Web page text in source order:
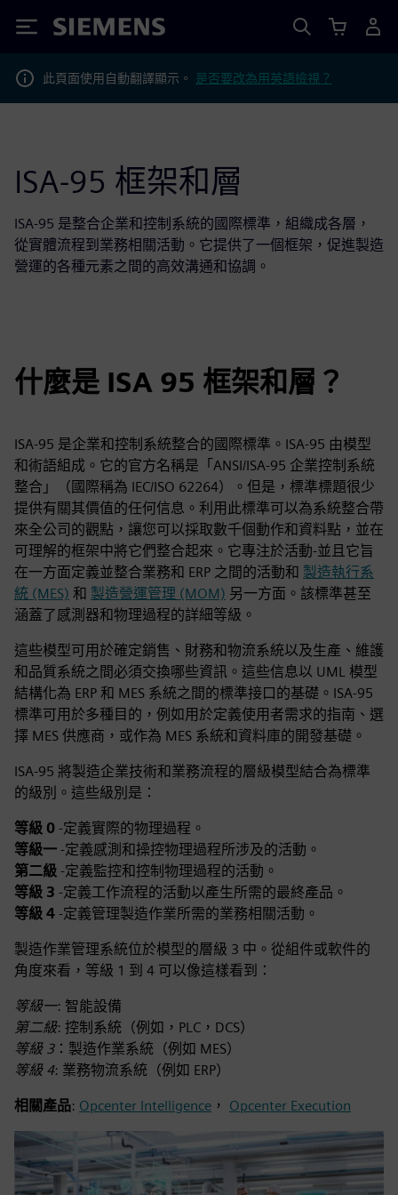
Siemens
此頁面使用自動翻譯顯示。 是否要改為用英語檢視？
ISA-95 框架和層
ISA-95 是整合企業和控制系統的國際標準，組織成各層，
從實體流程到業務相關活動。它提供了一個框架，促進製造
營運的各種元素之間的高效溝通和協調。
什麼是 ISA 95 框架和層？
ISA-95 是企業和控制系統整合的國際標準。ISA-95 由模型
和術語組成。它的官方名稱是「ANSI/ISA-95 企業控制系統
整合」（國際稱為 IEC/ISO 62264）。但是，標準標題很少
提供有關其價值的任何信息。利用此標準可以為系統整合帶
來全公司的觀點，讓您可以採取數千個動作和資料點，並在
可理解的框架中將它們整合起來。它專注於活動-並且它旨
在一方面定義並整合業務和 ERP 之間的活動和 製造執行系
統 (MES) 和 製造營運管理 (MOM) 另一方面。該標準甚至
涵蓋了感測器和物理過程的詳細等級。
這些模型可用於確定銷售、財務和物流系統以及生產、維護
和品質系統之間必須交換哪些資訊。這些信息以 UML 模型
結構化為 ERP 和 MES 系統之間的標準接口的基礎。ISA-95
標準可用於多種目的，例如用於定義使用者需求的指南、選
擇 MES 供應商，或作為 MES 系統和資料庫的開發基礎。
ISA-95 將製造企業技術和業務流程的層級模型結合為標準
的級別。這些級別是：
等級 0 -定義實際的物理過程。
等級一 -定義感測和操控物理過程所涉及的活動。
第二級 -定義監控和控制物理過程的活動。
等級 3 -定義工作流程的活動以產生所需的最終產品。
等級 4 -定義管理製造作業所需的業務相關活動。
製造作業管理系統位於模型的層級 3 中。從組件或軟件的
角度來看，等級 1 到 4 可以像這樣看到：
等級一: 智能設備
第二級: 控制系統（例如，PLC，DCS）
等級 3：製造作業系統（例如 MES）
等級 4: 業務物流系統（例如 ERP）
相關產品: Opcenter Intelligence ， Opcenter Execution